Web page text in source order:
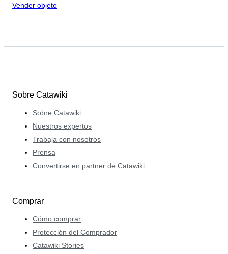
Vender objeto
Sobre Catawiki
Sobre Catawiki
Nuestros expertos
Trabaja con nosotros
Prensa
Convertirse en partner de Catawiki
Comprar
Cómo comprar
Protección del Comprador
Catawiki Stories